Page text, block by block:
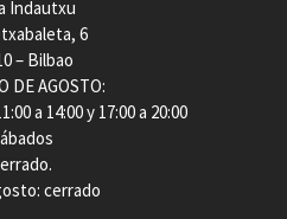
Indautxu
6
– Bilbao
DE AGOSTO:
a 14:00 y 17:00 a 20:00
cerrado